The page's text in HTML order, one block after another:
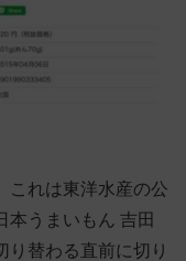
これは東洋水産の公
本うまいもん 吉田
り替わる直前に切り